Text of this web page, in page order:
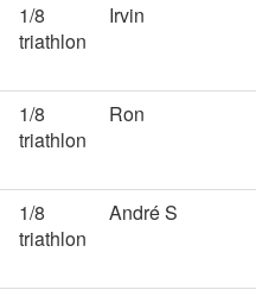
1/8
triathlon
Irvin
1/8
triathlon
Ron
1/8
triathlon
André S